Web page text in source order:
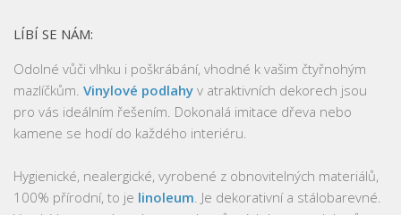
LÍBÍ SE NÁM:
Odolné vůči vlhku i poškrábání, vhodné k vašim čtyřnohým
mazlíčkům. Vinylové podlahy v atraktivních dekorech jsou
pro vás ideálním řešením. Dokonalá imitace dřeva nebo
kamene se hodí do každého interiéru.
Hygienické, nealergické, vyrobené z obnovitelných materiálů,
100% přírodní, to je linoleum . Je dekorativní a stálobarevné.